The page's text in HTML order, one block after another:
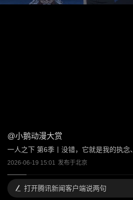
@小鹅动漫大赏
一人之下 第6季丨没错，它就是我的执念
2026-06-19 15:01 发布于北京
打开腾讯新闻客户端说两句